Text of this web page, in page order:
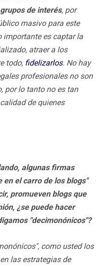
de interés, por
masivo para este
importante es captar la
atraer a los
todo, fidelizarlos. No hay
profesionales no son
por lo tanto no es tan
de quienes
algunas firmas
en el carro de los blogs"
promueven blogsque
¿se puede hacer
"decimonónicos"?
como usted los
las estrategias de